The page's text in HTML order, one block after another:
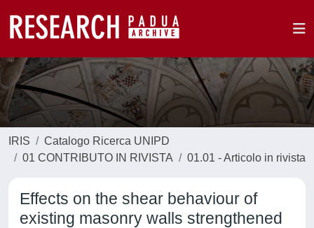
IRIS
Catalogo Ricerca UNIPD
01 CONTRIBUTO IN RIVISTA
01.01 - Articolo in rivista
Effects on the shear behaviour of
existing masonry walls strengthened